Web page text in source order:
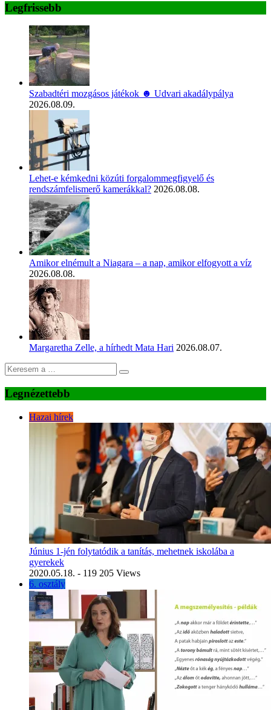
Legfrissebb
Szabadtéri mozgásos játékok ☻ Udvari akadálypálya
2026.08.09.
Lehet-e kémkedni közúti forgalommegfigyelő és
rendszámfelismerő kamerákkal? 2026.08.08.
Amikor elnémult a Niagara – a nap, amikor elfogyott a víz
2026.08.08.
Margaretha Zelle, a hírhedt Mata Hari 2026.08.07.
Legnézettebb
Hazai hírek
Június 1-jén folytatódik a tanítás, mehetnek iskolába a
gyerekek
2020.05.18. - 119 205 Views
6. osztály